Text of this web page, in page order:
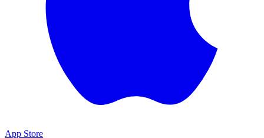
App Store